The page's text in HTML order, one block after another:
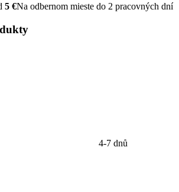
5 €Na odbernom mieste do 2 pracovných dní
4-7 dnů